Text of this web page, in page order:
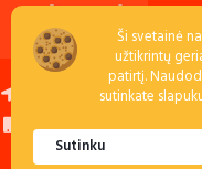
Raudondvario k., LT-54138
Skambinkite: +370 673
Rašykite:pa
Ši svetainė
užtikrintų
patirtį.
sutinkate
Sutinku